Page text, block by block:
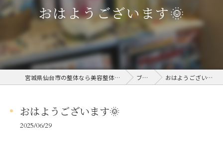
おはようございます🌞
宮城県仙台市の整体なら美容整体/接骨院SUN ブログ おはようございます🌞
おはようございます🌞
2025/06/29